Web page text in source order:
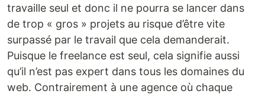
travaille seul et donc il ne pourra se lancer dans
de trop « gros » projets au risque d’être vite
surpassé par le travail que cela demanderait.
Puisque le freelance est seul, cela signifie aussi
qu’il n’est pas expert dans tous les domaines du
web. Contrairement à une agence où chaque